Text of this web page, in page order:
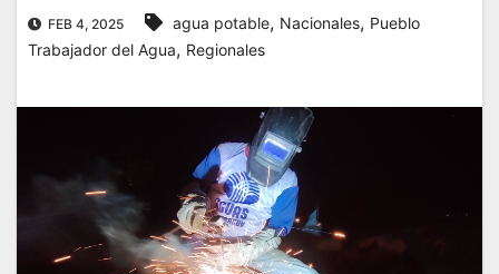
FEB 4, 2025 agua potable, Nacionales, Pueblo
Trabajador del Agua, Regionales